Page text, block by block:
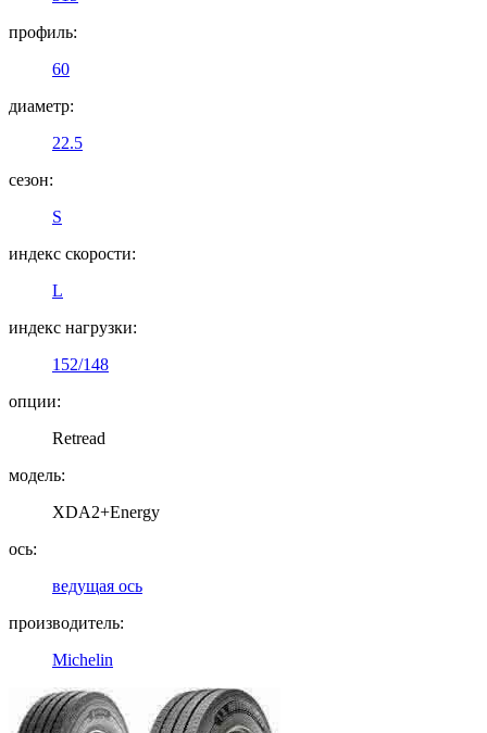
профиль:
60
диаметр:
22.5
сезон:
S
индекс скорости:
L
индекс нагрузки:
152/148
опции:
Retread
модель:
XDA2+Energy
ось:
ведущая ось
производитель:
Michelin